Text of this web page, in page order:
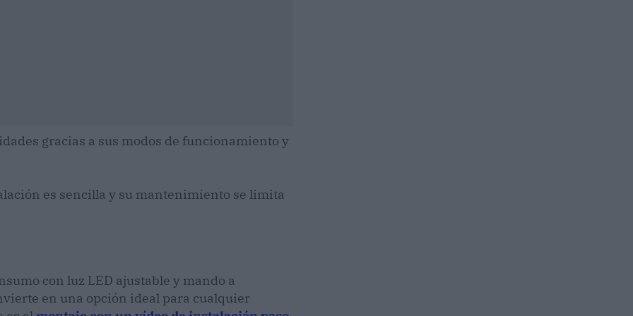
gracias a sus modos de funcionamiento y
es sencilla y su mantenimiento se limita
con luz LED ajustable y mando a
en una opción ideal para cualquier